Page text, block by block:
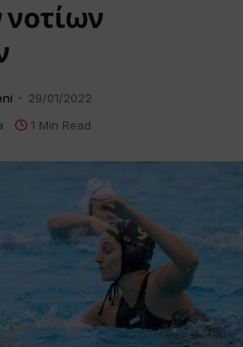
29/01/2022
1 Min Read